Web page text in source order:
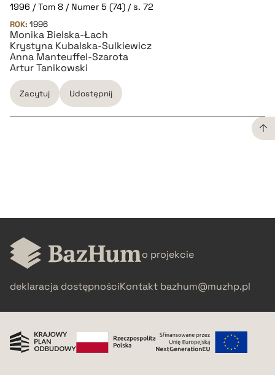
1996 / Tom 8 / Numer 5 (74) / s. 72
ROK: 1996
Monika Bielska-Łach
Krystyna Kubalska-Sulkiewicz
Anna Manteuffel-Szarota
Artur Tanikowski
Zacytuj Udostępnij
pobierz cytat
o projekcie
deklaracja dostępnościKontakt bazhum@muzhp.pl